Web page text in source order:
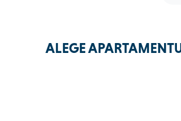
ALEGE